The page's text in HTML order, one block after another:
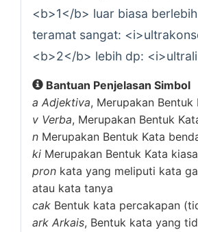
<b>1</b> luar biasa
teramat sangat:
<b>2</b> lebih dp:
Bantuan Penjelasan Simbol
a Adjektiva, Merupakan Bentuk
v Verba, Merupakan Bentuk
n Merupakan Bentuk Kata
ki Merupakan Bentuk Kata
pron kata yang meliputi kata
atau kata tanya
cak Bentuk kata percakapan
ark Arkais, Bentuk kata yang